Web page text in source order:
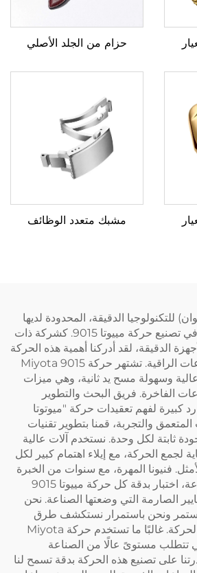
حزام من الجلد الأصلي
مشبك متعدد الوظائف
للتكنولوجيا الدقيقة، المحدودة لديها
سمعة راسخة لمهارتها في تصنيع حركة مييوتا 9015. كشركة ذات
الدقيقة، لقد أدركنا أهمية هذه الحركة
الخاصة في سوق الساعات الراقية. تشتهر حركة Miyota 9015
وسهولة مسح يد ثانية، وهي ميزات
الفاخرة. فريق البحث والتطوير
كبيرة لفهم تعقيدات حركة "ميوتوتا
المتعمق والتجربة، قمنا بتطوير تقنيات
ثابتة لكل وحدة. نستخدم آلات عالية
لجمع الحركة، مع إيلاء اهتمام كبير لكل
فنيونا المهرة، مع سنوات من الخبرة
في تصنيع حركات الساعة، اختبار بدقة كل حركة مييوتا 9015
الصارمة التي وضعتها الصناعة. نحن
ونحن باستمرار نستكشف طرق
لتعزيز متانة وموثوقية الحركة. غالبًا ما تستخدم حركة Miyota
تتطلب مستوىً عالًا من الصناعة
على تصنيع هذه الحركة بدقة تسمح لنا